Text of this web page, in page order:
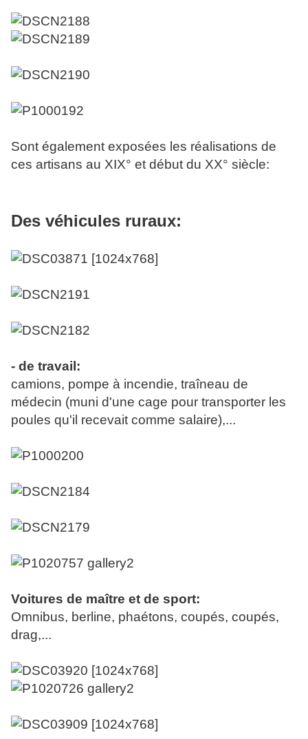
Sont également exposées les réalisations de
ces artisans au XIX° et début du XX° siècle:
Des véhicules ruraux:
- de travail:
camions, pompe à incendie, traîneau de
médecin (muni d'une cage pour transporter les
poules qu'il recevait comme salaire),...
Voitures de maître et de sport:
Omnibus, berline, phaétons, coupés, coupés,
drag,...